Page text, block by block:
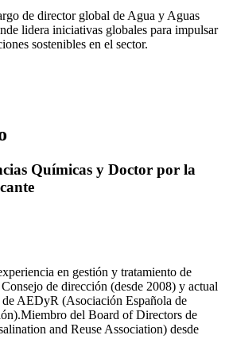
de director global de Agua y Aguas
lidera iniciativas globales para impulsar
sostenibles en el sector.
Químicas y Doctor por la
en gestión y tratamiento de
de dirección (desde 2008) y actual
de AEDyR (Asociación Española de
del Board of Directors de
and Reuse Association) desde